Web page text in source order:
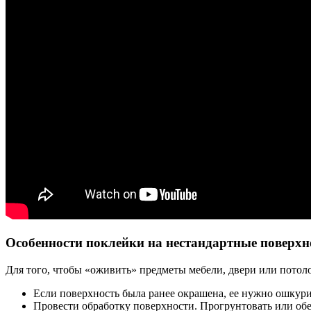
Особенности поклейки на нестандартные
Для того, чтобы «оживить» предметы мебели, двери или
Если поверхность была ранее окрашена, ее нужно
Провести обработку поверхности. Прогрунтовать или